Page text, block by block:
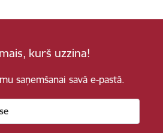
kurš uzzina!
saņemšanai savā e-pastā.